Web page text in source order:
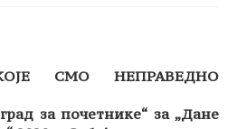
СМО НЕПРАВЕДНО
за почетнике“ за „Дане